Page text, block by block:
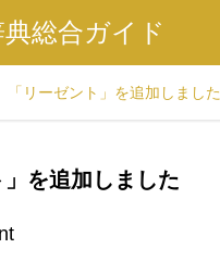
総合ガイド
「リーゼント」を追加しました
」を追加しました